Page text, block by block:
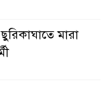
মারা